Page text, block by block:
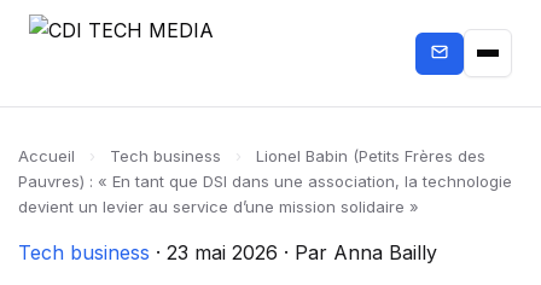
Accueil › Tech business ›
Lionel Babin (Petits Frères des
Pauvres) : « En tant que DSI dans une association, la technologie
devient un levier au service d’une mission solidaire »
Tech business · 23 mai 2026 · Par Anna Bailly